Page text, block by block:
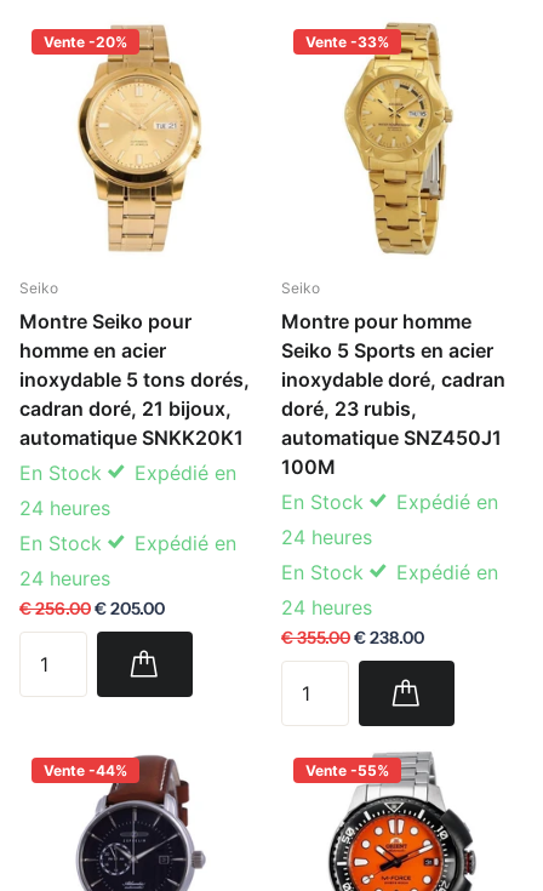
Vente -20%
Seiko
Montre Seiko pour
homme en acier
inoxydable 5 tons dorés,
cadran doré, 21 bijoux,
automatique SNKK20K1
En Stock
Expédié en
24 heures
En Stock
Expédié en
24 heures
€ 256.00€ 205.00
Vente -33%
Seiko
Montre pour homme
Seiko 5 Sports en acier
inoxydable doré, cadran
doré, 23 rubis,
automatique SNZ450J1
100M
En Stock
Expédié en
24 heures
En Stock
Expédié en
24 heures
€ 355.00€ 238.00
Vente -44% Vente -55%